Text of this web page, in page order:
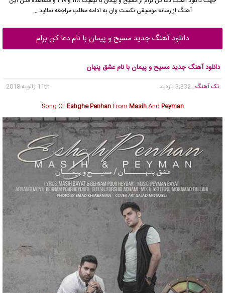
آهنگ از رسانه موسیقی نکست وان به ادامه مطلب مراجعه نمائید …
دانلود آهنگ جدید مسیح و پیمان با نام دعا کن برام
دانلود آهنگ جدید مسیح و پیمان با نام عشق پنهان
تک آهنگ , 3,332 بازدید
11th ژانویه 2018
Song OfEshghe PenhanFrom MasihAnd Peyman